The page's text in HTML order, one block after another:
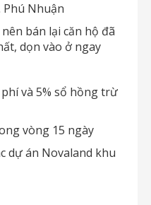
Phú Nhuận
bán lại căn hộ đã
dọn vào ở ngay
và 5% sổ hồng trừ
vòng 15 ngày
dự án Novaland khu